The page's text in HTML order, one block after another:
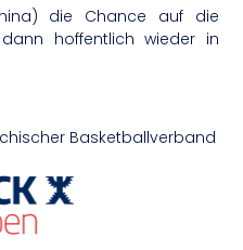
die Chance auf die
hoffentlich wieder in
Basketballverband